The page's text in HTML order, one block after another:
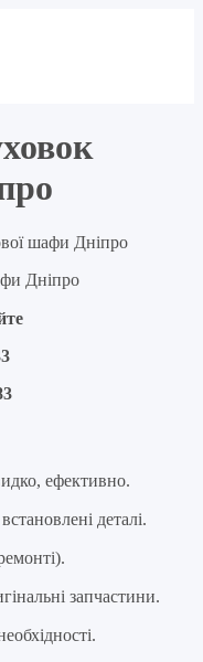
шафи Дніпро
ефективно.
деталі.
запчастини.